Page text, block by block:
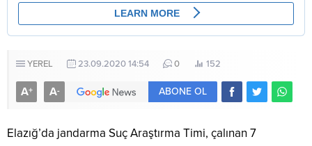
YEREL 23.09.2020 14:54 0 152
A+ A- ABONE OL
Elazığ’da jandarma Suç Araştırma Timi, çalınan 7